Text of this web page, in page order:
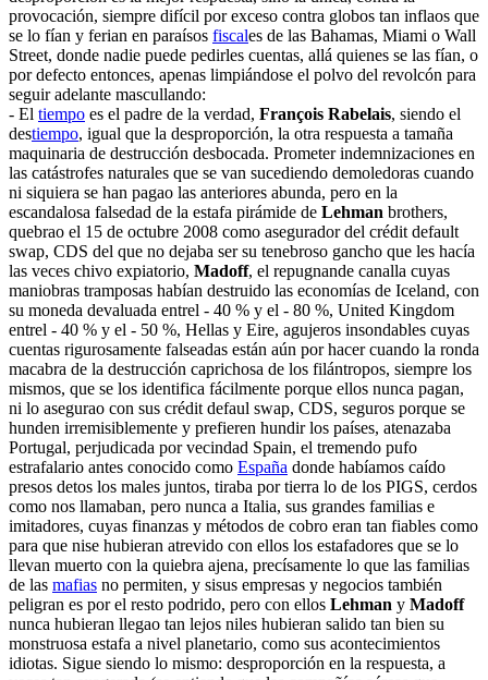
provocación, siempre difícil por exceso contra globos tan inflaos que
se lo fían y ferian en paraísos fiscales de las Bahamas, Miami o Wall
Street, donde nadie puede pedirles cuentas, allá quienes se las fían, o
por defecto entonces, apenas limpiándose el polvo del revolcón para
seguir adelante mascullando:
- El tiempo es el padre de la verdad, François Rabelais, siendo el
destiempo, igual que la desproporción, la otra respuesta a tamaña
maquinaria de destrucción desbocada. Prometer indemnizaciones en
las catástrofes naturales que se van sucediendo demoledoras cuando
ni siquiera se han pagao las anteriores abunda, pero en la
escandalosa falsedad de la estafa pirámide de Lehman brothers,
quebrao el 15 de octubre 2008 como asegurador del crédit default
swap, CDS del que no dejaba ser su tenebroso gancho que les hacía
las veces chivo expiatorio, Madoff, el repugnande canalla cuyas
maniobras tramposas habían destruido las economías de Iceland, con
su moneda devaluada entrel - 40 % y el - 80 %, United Kingdom
entrel - 40 % y el - 50 %, Hellas y Eire, agujeros insondables cuyas
cuentas rigurosamente falseadas están aún por hacer cuando la ronda
macabra de la destrucción caprichosa de los filántropos, siempre los
mismos, que se los identifica fácilmente porque ellos nunca pagan,
ni lo asegurao con sus crédit defaul swap, CDS, seguros porque se
hunden irremisiblemente y prefieren hundir los países, atenazaba
Portugal, perjudicada por vecindad Spain, el tremendo pufo
estrafalario antes conocido como España donde habíamos caído
presos detos los males juntos, tiraba por tierra lo de los PIGS, cerdos
como nos llamaban, pero nunca a Italia, sus grandes familias e
imitadores, cuyas finanzas y métodos de cobro eran tan fiables como
para que nise hubieran atrevido con ellos los estafadores que se lo
llevan muerto con la quiebra ajena, precísamente lo que las familias
de las mafias no permiten, y sisus empresas y negocios también
peligran es por el resto podrido, pero con ellos Lehman y Madoff
nunca hubieran llegao tan lejos niles hubieran salido tan bien su
monstruosa estafa a nivel planetario, como sus acontecimientos
idiotas. Sigue siendo lo mismo: desproporción en la respuesta, a